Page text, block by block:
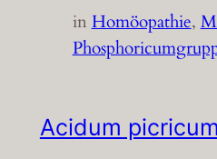
inHomöopathie,
Acidum